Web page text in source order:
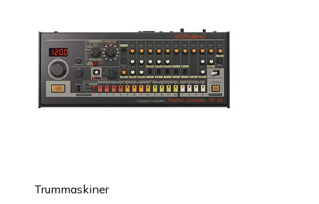
Trummaskiner